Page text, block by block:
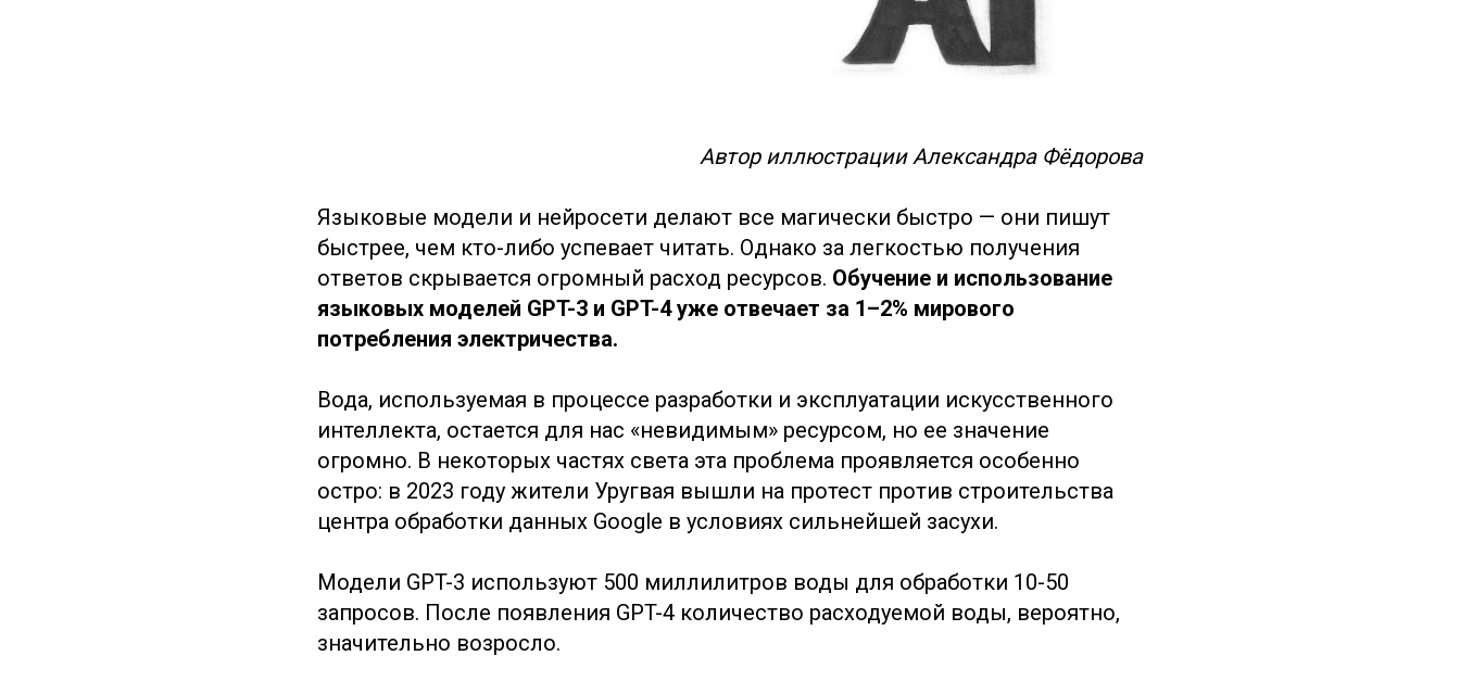
Автор иллюстрации Александра Фёдорова
Языковые модели и нейросети делают все магически быстро — они пишут
быстрее, чем кто-либо успевает читать. Однако за легкостью получения
ответов скрывается огромный расход ресурсов. Обучение и использование
языковых моделей GPT-3 и GPT-4 уже отвечает за 1–2% мирового
потребления электричества.
Вода, используемая в процессе разработки и эксплуатации искусственного
интеллекта, остается для нас «невидимым» ресурсом, но ее значение
огромно. В некоторых частях света эта проблема проявляется особенно
остро: в 2023 году жители Уругвая вышли на протест против строительства
центра обработки данных Google в условиях сильнейшей засухи.
Модели GPT-3 используют 500 миллилитров воды для обработки 10-50
запросов. После появления GPT-4 количество расходуемой воды, вероятно,
значительно возросло.